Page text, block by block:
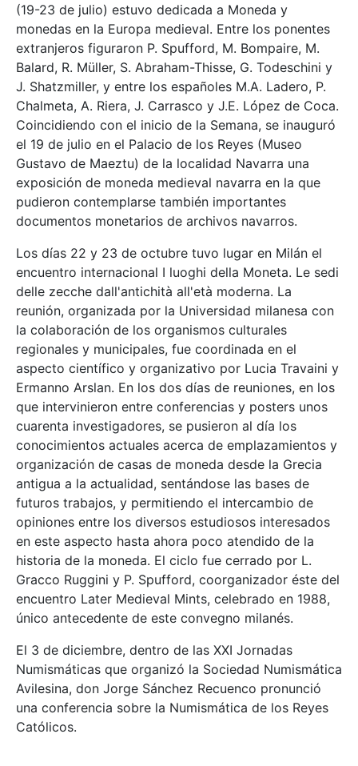
(19-23 de julio) estuvo dedicada a Moneda y
monedas en la Europa medieval. Entre los ponentes
extranjeros figuraron P. Spufford, M. Bompaire, M.
Balard, R. Müller, S. Abraham-Thisse, G. Todeschini y
J. Shatzmiller, y entre los españoles M.A. Ladero, P.
Chalmeta, A. Riera, J. Carrasco y J.E. López de Coca.
Coincidiendo con el inicio de la Semana, se inauguró
el 19 de julio en el Palacio de los Reyes (Museo
Gustavo de Maeztu) de la localidad Navarra una
exposición de moneda medieval navarra en la que
pudieron contemplarse también importantes
documentos monetarios de archivos navarros.
Los días 22 y 23 de octubre tuvo lugar en Milán el
encuentro internacional I luoghi della Moneta. Le sedi
delle zecche dall'antichità all'età moderna. La
reunión, organizada por la Universidad milanesa con
la colaboración de los organismos culturales
regionales y municipales, fue coordinada en el
aspecto científico y organizativo por Lucia Travaini y
Ermanno Arslan. En los dos días de reuniones, en los
que intervinieron entre conferencias y posters unos
cuarenta investigadores, se pusieron al día los
conocimientos actuales acerca de emplazamientos y
organización de casas de moneda desde la Grecia
antigua a la actualidad, sentándose las bases de
futuros trabajos, y permitiendo el intercambio de
opiniones entre los diversos estudiosos interesados
en este aspecto hasta ahora poco atendido de la
historia de la moneda. El ciclo fue cerrado por L.
Gracco Ruggini y P. Spufford, coorganizador éste del
encuentro Later Medieval Mints, celebrado en 1988,
único antecedente de este convegno milanés.
El 3 de diciembre, dentro de las XXI Jornadas
Numismáticas que organizó la Sociedad Numismática
Avilesina, don Jorge Sánchez Recuenco pronunció
una conferencia sobre la Numismática de los Reyes
Católicos.